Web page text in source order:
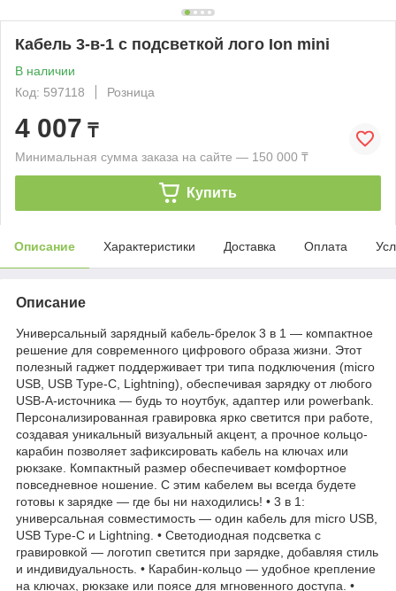
Кабель 3-в-1 с подсветкой лого Ion mini
В наличии
Код: 597118
Розница
4 007 ₸
Минимальная сумма заказа на сайте — 150 000 ₸
Купить
Описание Характеристики Доставка Оплата
Описание
Универсальный зарядный кабель-брелок 3 в 1 — компактное
решение для современного цифрового образа жизни. Этот
полезный гаджет поддерживает три типа подключения (micro
USB, USB Type-C, Lightning), обеспечивая зарядку от любого
USB-A-источника — будь то ноутбук, адаптер или powerbank.
Персонализированная гравировка ярко светится при работе,
создавая уникальный визуальный акцент, а прочное кольцо-
карабин позволяет зафиксировать кабель на ключах или
рюкзаке. Компактный размер обеспечивает комфортное
повседневное ношение. С этим кабелем вы всегда будете
готовы к зарядке — где бы ни находились! • 3 в 1:
универсальная совместимость — один кабель для micro USB,
USB Type-C и Lightning. • Светодиодная подсветка с
гравировкой — логотип светится при зарядке, добавляя стиль
и индивидуальность. • Карабин-кольцо — удобное крепление
на ключах, рюкзаке или поясе для мгновенного доступа. •